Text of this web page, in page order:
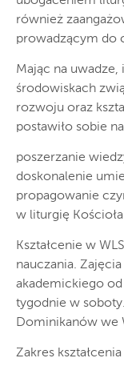
również
prowadzącym do
Mając na
środowiskach
rozwoju oraz
postawiło sobie
poszerzanie
doskonalenie
propagowanie
w liturgię
Kształcenie w
nauczania.
akademickiego
tygodnie w
Dominikanów we
Zakres